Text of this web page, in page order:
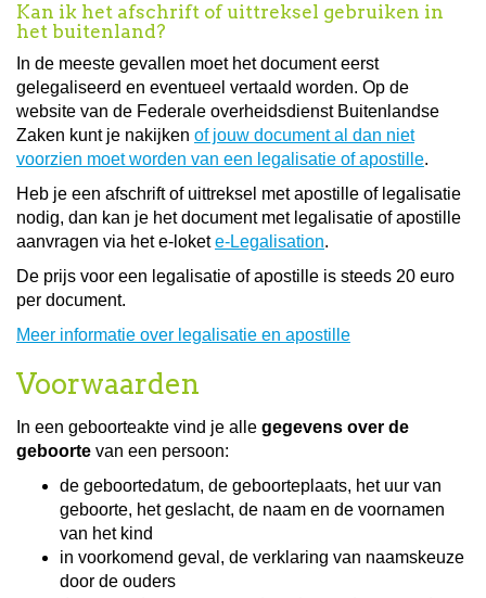
Kan ik het afschrift of uittreksel gebruiken in
het buitenland?
In de meeste gevallen moet het document eerst
gelegaliseerd en eventueel vertaald worden. Op de
website van de Federale overheidsdienst Buitenlandse
Zaken kunt je nakijken of jouw document al dan niet
voorzien moet worden van een legalisatie of apostille.
Heb je een afschrift of uittreksel met apostille of legalisatie
nodig, dan kan je het document met legalisatie of apostille
aanvragen via het e-lokete-Legalisation.
De prijs voor een legalisatie of apostille is steeds 20 euro
per document.
Meer informatie over legalisatie en apostille
Voorwaarden
In een geboorteakte vind je alle gegevens over de
geboorte van een persoon:
de geboortedatum, de geboorteplaats, het uur van
geboorte, het geslacht, de naam en de voornamen
van het kind
in voorkomend geval, de verklaring van naamskeuze
door de ouders